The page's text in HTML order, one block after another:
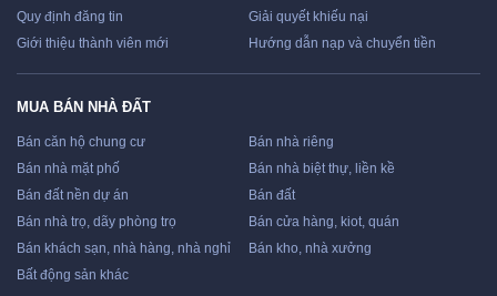
Quy định đăng tin
Giải quyết khiếu nại
Giới thiệu thành viên mới
Hướng dẫn nạp và chuyển tiền
MUA BÁN NHÀ ĐẤT
Bán căn hộ chung cư
Bán nhà riêng
Bán nhà mặt phố
Bán nhà biệt thự, liền kề
Bán đất nền dự án
Bán đất
Bán nhà trọ, dãy phòng trọ
Bán cửa hàng, kiot, quán
Bán khách sạn, nhà hàng, nhà nghỉ
Bán kho, nhà xưởng
Bất động sản khác